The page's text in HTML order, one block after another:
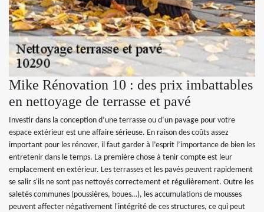
Mike Rénovation 10 : des prix imbattables
en nettoyage de terrasse et pavé
Investir dans la conception d’une terrasse ou d’un pavage pour votre
espace extérieur est une affaire sérieuse. En raison des coûts assez
important pour les rénover, il faut garder à l’esprit l’importance de bien les
entretenir dans le temps. La première chose à tenir compte est leur
emplacement en extérieur. Les terrasses et les pavés peuvent rapidement
se salir s'ils ne sont pas nettoyés correctement et régulièrement. Outre les
saletés communes (poussières, boues…), les accumulations de mousses
peuvent affecter négativement l'intégrité de ces structures, ce qui peut